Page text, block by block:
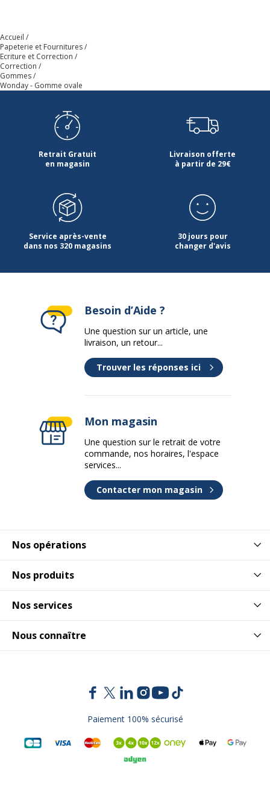
Hauteur 11 mm
Largeur
Accueil
Papeterie et Fournitures
Ecriture et Correction
Correction
Gommes
Wonday - Gomme ovale
Retrait Gratuit
en magasin
Livraison offerte
à partir de 29€
Service après-vente
dans nos 320 magasins
30 jours pour
changer d'avis
Nos opérations
Nos produits
Nos services
Nous connaître
Besoin d’Aide ?
Une question sur un article, une
livraison, un retour...
Trouver les réponses ici
Mon magasin
Une question sur le retrait de votre
commande, nos horaires, l'espace
services...
Contacter mon magasin
Paiement 100% sécurisé